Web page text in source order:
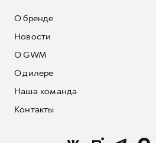
О бренде
Новости
О GWM
О дилере
Наша команда
Контакты